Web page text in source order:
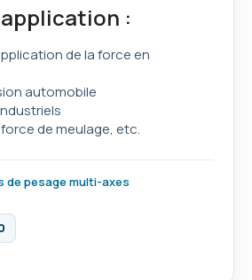
:
de la force en
automobile
de meulage, etc.
de pesage multi-axes